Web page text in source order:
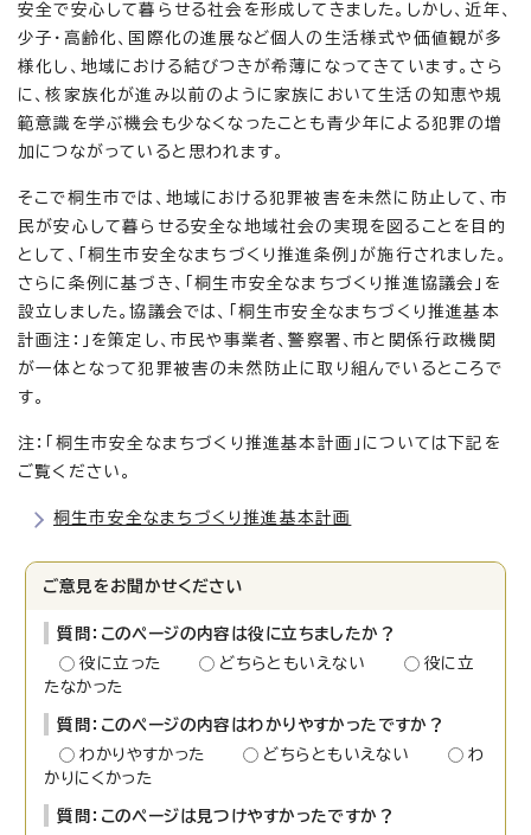
安全で安心して暮らせる社会を形成してきました。しかし、近年、
少子・高齢化、国際化の進展など個人の生活様式や価値観が多
様化し、地域における結びつきが希薄になってきています。さら
に、核家族化が進み以前のように家族において生活の知恵や規
範意識を学ぶ機会も少なくなったことも青少年による犯罪の増
加につながっていると思われます。
そこで桐生市では、地域における犯罪被害を未然に防止して、市
民が安心して暮らせる安全な地域社会の実現を図ることを目的
として、「桐生市安全なまちづくり推進条例」が施行されました。
さらに条例に基づき、「桐生市安全なまちづくり推進協議会」を
設立しました。協議会では、「桐生市安全なまちづくり推進基本
計画注：」を策定し、市民や事業者、警察署、市と関係行政機関
が一体となって犯罪被害の未然防止に取り組んでいるところで
す。
注：「桐生市安全なまちづくり推進基本計画」については下記を
ご覧ください。
桐生市安全なまちづくり推進基本計画
ご意見をお聞かせください
質問：このページの内容は役に立ちましたか？
役に立った
どちらともいえない
役に立
たなかった
質問：このページの内容はわかりやすかったですか？
わかりやすかった
どちらともいえない
わ
かりにくかった
質問：このページは見つけやすかったですか？